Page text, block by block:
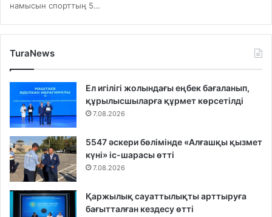
намысын спорттың 5…
TuraNews
Ел игілігі жолындағы еңбек бағаланып,
құрылысшыларға құрмет көрсетілді
7.08.2026
5547 әскери бөлімінде «Алғашқы қызмет
күні» іс-шарасы өтті
7.08.2026
Қаржылық сауаттылықты арттыруға
бағытталған кездесу өтті